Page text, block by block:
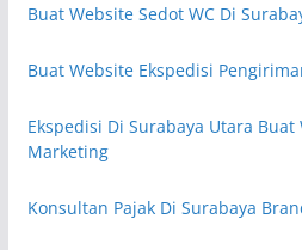
Buat Website Sedot WC Di
Buat Website Ekspedisi
Ekspedisi Di Surabaya Utara
Marketing
Konsultan Pajak Di Surabaya